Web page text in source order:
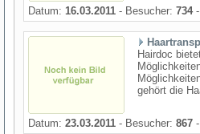
Datum: 16.03.2011 - Besucher: 734-
Hairdoc
gehört die
Datum: 23.03.2011 - Besucher: 867